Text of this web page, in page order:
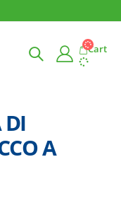
Cart
DI
A